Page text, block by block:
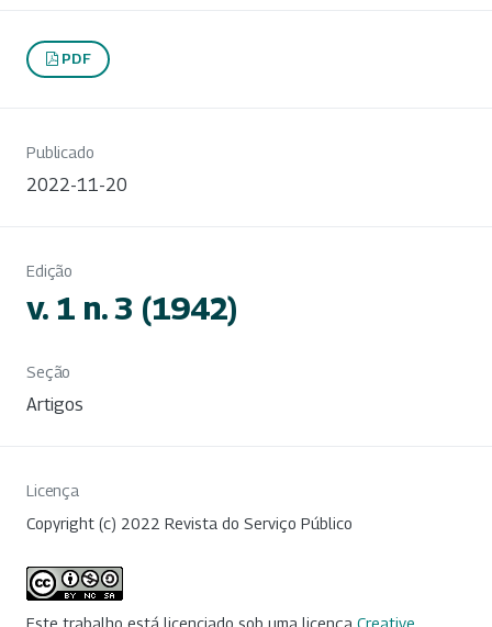
PDF
Publicado
2022-11-20
Edição
v. 1 n. 3 (1942)
Seção
Artigos
Licença
Copyright (c) 2022 Revista do Serviço Público